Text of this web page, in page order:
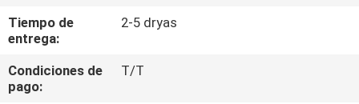
CALIDAD
ÉNTRENOS
Tiempo de
entrega:
2-5 dryas
Condiciones de
pago:
T/T